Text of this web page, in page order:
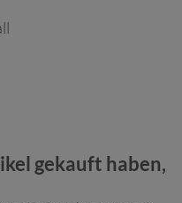
gekauft haben,